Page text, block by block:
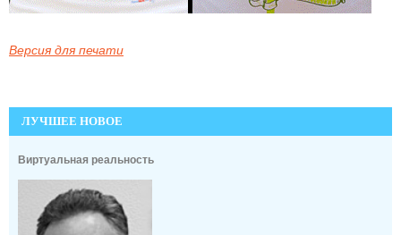
Версия для печати
ЛУЧШЕЕ НОВОЕ
Виртуальная реальность